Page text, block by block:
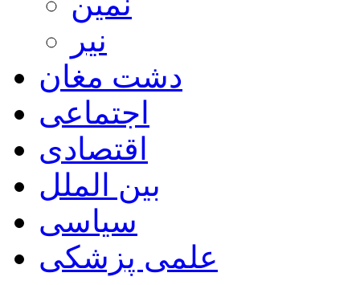
نیر
دشت مغان
اجتماعی
اقتصادی
بین الملل
سیاسی
علمی پزشکی